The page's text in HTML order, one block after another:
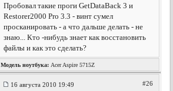
Пробовал такие проги GetDataBack 3 и
Restorer2000 Pro 3.3 - винт сумел
просканировать - а что дальше делать - не
знаю... Кто -нибудь знает как восстановить
файлы и как это сделать?
Модель ноутбука: Acer Aspire 5715Z
16 августа 2010 19:49 #26